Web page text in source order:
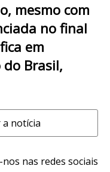
mesmo com
no final
em
Brasil,
a notícia
nos nas redes sociais